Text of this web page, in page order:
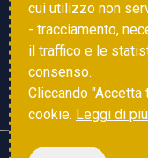
Vota gol e parata
Copyright © 2025
cui utilizzo non
- tracciamento,
il traffico e le
consenso.
Cliccando
cookie. Leggi di più